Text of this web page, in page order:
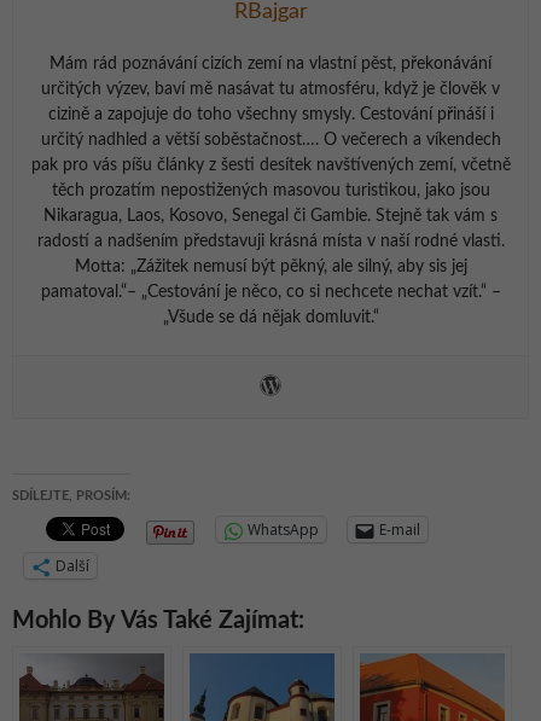
RBajgar
Mám rád poznávání cizích zemí na vlastní pěst, překonávání
určitých výzev, baví mě nasávat tu atmosféru, když je člověk v
cizině a zapojuje do toho všechny smysly. Cestování přináší i
určitý nadhled a větší soběstačnost…. O večerech a víkendech
pak pro vás píšu články z šesti desítek navštívených zemí, včetně
těch prozatím nepostižených masovou turistikou, jako jsou
Nikaragua, Laos, Kosovo, Senegal či Gambie. Stejně tak vám s
radostí a nadšením představuji krásná místa v naší rodné vlasti.
Motta: „Zážitek nemusí být pěkný, ale silný, aby sis jej
pamatoval.“– „Cestování je něco, co si nechcete nechat vzít.“ –
„Všude se dá nějak domluvit.“
SDÍLEJTE, PROSÍM:
WhatsApp
E-mail
Další
Mohlo By Vás Také Zajímat: